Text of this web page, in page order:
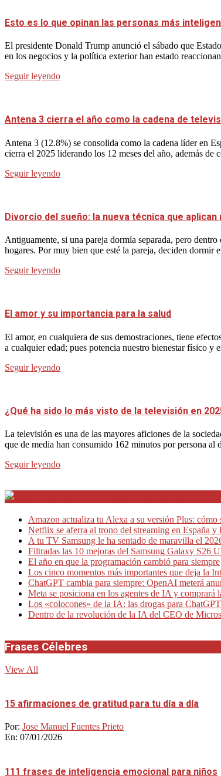
Esto es lo que opinan las personas más
El presidente Donald Trump anunció el sábado que
en los negocios y la política exterior han estado
Seguir leyendo
Antena 3 cierra el año como la cadena de
Antena 3 (12.8%) se consolida como la cadena líder en
cierra el 2025 liderando los 12 meses del año, además de
Seguir leyendo
Divorcio del sueño: la nueva técnica que
Antiguamente, si una pareja dormía separada, pero
hogares. Por muy bien que esté la pareja, deciden dormir
Seguir leyendo
El amor y su importancia para la salud
El amor, en cualquiera de sus demostraciones, tiene
a cualquier edad; pues potencia nuestro bienestar físico y
Seguir leyendo
¿Qué ha sido lo más visto de la televisión en
La televisión es una de las mayores aficiones de la
que de media han consumido 162 minutos por persona al
Seguir leyendo
Amazon actualiza tu Alexa a su versión Plus: cómo
Netflix se aferra al trono del streaming en España
A tu TV Samsung le ha sentado de maravilla el
Filtradas las 10 mejoras del Samsung Galaxy S26
El año en que la programación cambió para siempre
Los cinco momentos más importantes que deja la
ChatGPT cambia para siempre: OpenAI meterá
Meta se posiciona en los agentes de IA y comprará
Los «colocones» de la IA: las drogas para
Dentro de la revolución de la IA del CEO de
Frases Célebres
View All
15 afirmaciones de gratitud para tu día a día
Por: Jose Manuel Fuentes Prieto
En: 07/01/2026
111 frases de inteligencia emocional para niños